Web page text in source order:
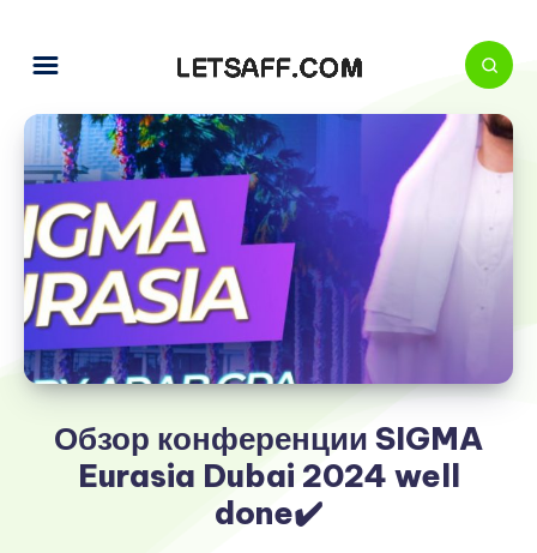
Обзор конференции SIGMA
Eurasia Dubai 2024 well
done✔️